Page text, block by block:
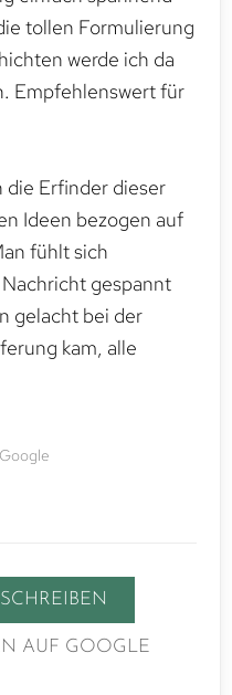
tollen Formulierung
werde ich da
Empfehlenswert für
die Erfinder dieser
Ideen bezogen auf
fühlt sich
gespannt
gelacht bei der
kam, alle
AUF GOOGLE